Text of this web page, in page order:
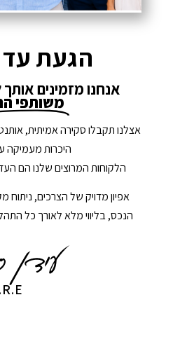
הגעת עד
אנחנו מזמינים
משותפי
אצלנו תקבלו סקירה אמיתית,
היכרות
הלקוחות המרוצים שלנו הם
אפיון מדויק של הצרכים, ניתוח
הנכס, בליווי מלא לאורך כל